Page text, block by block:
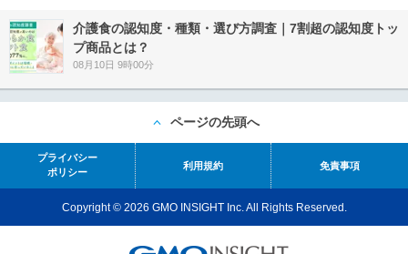
介護食の認知度・種類・選び方調査｜7割超の認知度トッ
プ商品とは？
08月10日 9時00分
ページの先頭へ
プライバシー
ポリシー
利用規約 免責事項
Copyright © 2026 GMO INSIGHT Inc. All Rights Reserved.